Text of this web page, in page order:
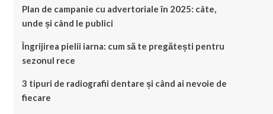
Plan de campanie cu advertoriale în 2025: câte,
unde și când le publici
Îngrijirea pielii iarna: cum să te pregătești pentru
sezonul rece
3 tipuri de radiografii dentare și când ai nevoie de
fiecare